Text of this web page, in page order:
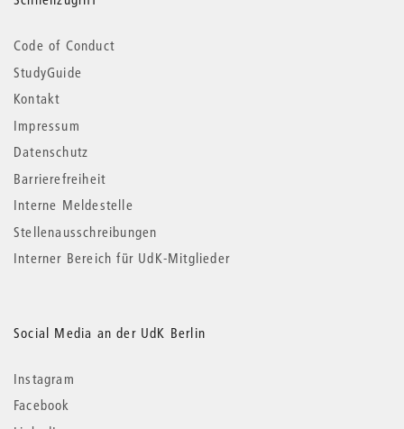
Code of Conduct
StudyGuide
Kontakt
Impressum
Datenschutz
Barrierefreiheit
Interne Meldestelle
Stellenausschreibungen
Interner Bereich für UdK-Mitglieder
Social Media an der UdK Berlin
Instagram
Facebook